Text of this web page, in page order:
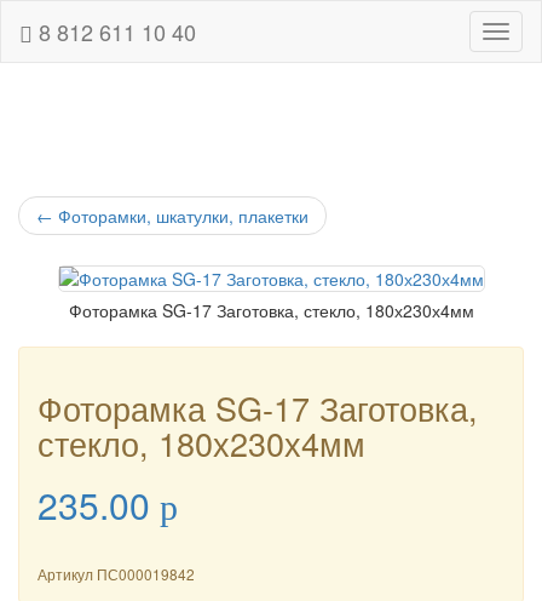
8 812 611 10 40
← Фоторамки, шкатулки, плакетки
Фоторамка SG-17 Заготовка, стекло, 180х230х4мм
Фоторамка SG-17 Заготовка,
стекло, 180х230х4мм
235.00 p
Артикул ПС000019842